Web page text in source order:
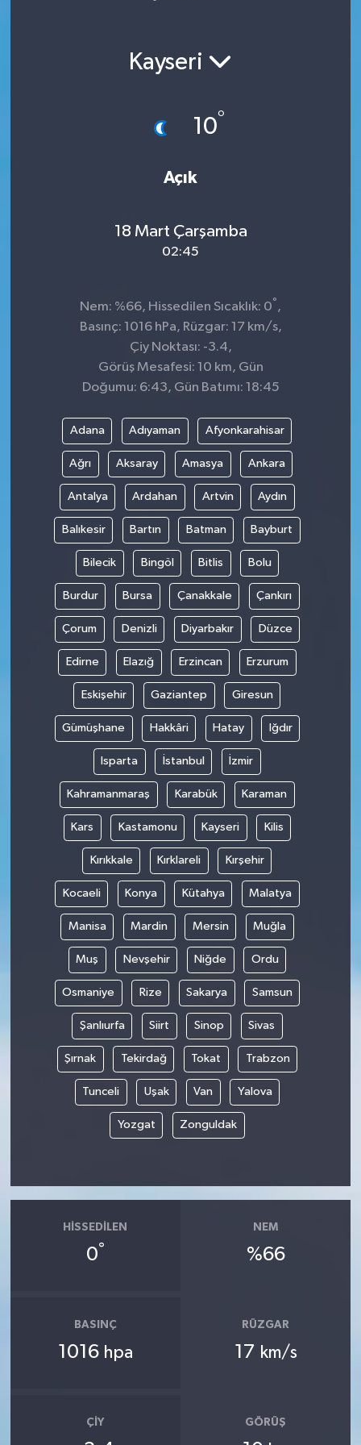
Kayseri
10°
Açık
18 Mart Çarşamba
02:45
Nem: %66, Hissedilen Sıcaklık: 0° ,
Basınç: 1016 hPa, Rüzgar: 17 km/s,
Çiy Noktası: -3.4,
Görüş Mesafesi: 10 km, Gün
Doğumu: 6:43, Gün Batımı: 18:45
Adana Adıyaman Afyonkarahisar
Ağrı Aksaray Amasya Ankara
Antalya Ardahan Artvin Aydın
Balıkesir Bartın Batman Bayburt
Bilecik Bingöl Bitlis Bolu
Burdur Bursa Çanakkale Çankırı
Çorum Denizli Diyarbakır Düzce
Edirne Elazığ Erzincan Erzurum
Eskişehir Gaziantep Giresun
Gümüşhane Hakkâri Hatay Iğdır
Isparta İstanbul İzmir
Kahramanmaraş Karabük Karaman
Kars Kastamonu Kayseri Kilis
Kırıkkale Kırklareli Kırşehir
Kocaeli Konya Kütahya Malatya
Manisa Mardin Mersin Muğla
Muş Nevşehir Niğde Ordu
Osmaniye Rize Sakarya Samsun
Şanlıurfa Siirt Sinop Sivas
Şırnak Tekirdağ Tokat Trabzon
Tunceli Uşak Van Yalova
Yozgat Zonguldak
HISSEDILEN
0°
NEM
%66
BASINÇ
1016 hpa
RÜZGAR
17 km/s
ÇIY GÖRÜŞ